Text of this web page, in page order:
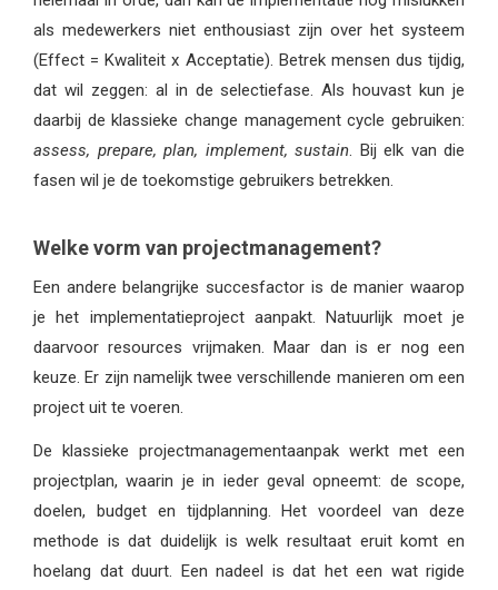
als medewerkers niet enthousiast zijn over het systeem
(Effect = Kwaliteit x Acceptatie). Betrek mensen dus tijdig,
dat wil zeggen: al in de selectiefase. Als houvast kun je
daarbij de klassieke change management cycle gebruiken:
assess, prepare, plan, implement, sustain. Bij elk van die
fasen wil je de toekomstige gebruikers betrekken.
Welke vorm van projectmanagement?
Een andere belangrijke succesfactor is de manier waarop
je het implementatieproject aanpakt. Natuurlijk moet je
daarvoor resources vrijmaken. Maar dan is er nog een
keuze. Er zijn namelijk twee verschillende manieren om een
project uit te voeren.
De klassieke projectmanagementaanpak werkt met een
projectplan, waarin je in ieder geval opneemt: de scope,
doelen, budget en tijdplanning. Het voordeel van deze
methode is dat duidelijk is welk resultaat eruit komt en
hoelang dat duurt. Een nadeel is dat het een wat rigide